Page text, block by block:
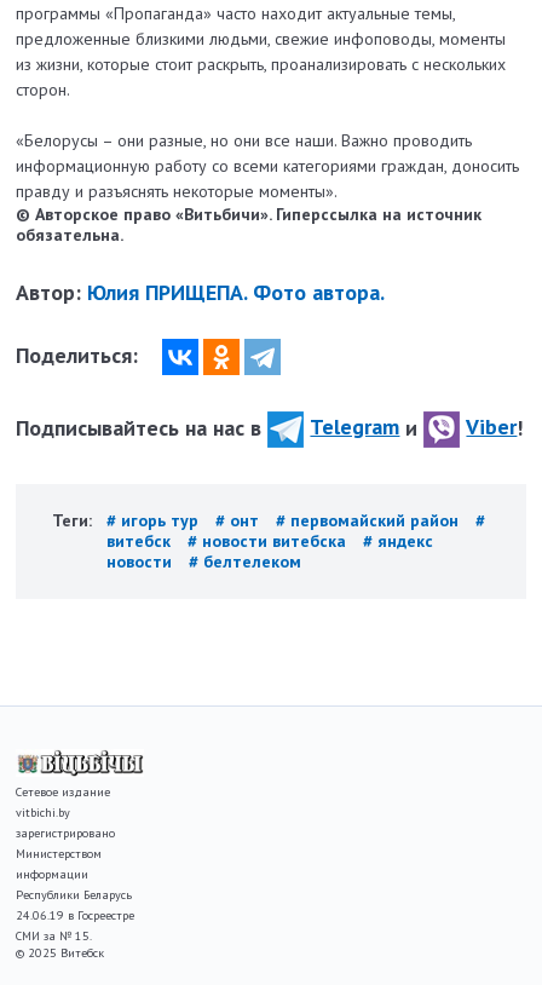
программы «Пропаганда» часто находит актуальные темы,
предложенные близкими людьми, свежие инфоповоды, моменты
из жизни, которые стоит раскрыть, проанализировать с нескольких
сторон.
«Белорусы – они разные, но они все наши. Важно проводить
информационную работу со всеми категориями граждан, доносить
правду и разъяснять некоторые моменты».
© Авторское право «Витьбичи». Гиперссылка на источник
обязательна.
Автор: Юлия ПРИЩЕПА. Фото автора.
Поделиться:
Подписывайтесь на нас в Telegram и Viber!
Теги: # игорь тур # онт # первомайский район
#
витебск
# новости витебска
# яндекс
новости
# белтелеком
Сетевое издание
vitbichi.by
зарегистрировано
Министерством
информации
Республики Беларусь
24.06.19 в Госреестре
СМИ за № 15.
© 2025 Витебск